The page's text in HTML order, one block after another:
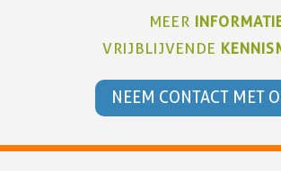
MEER
VRIJBLIJVENDE
NEEM CONTACT MET